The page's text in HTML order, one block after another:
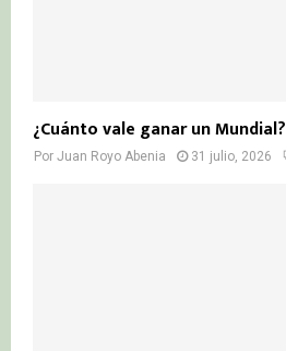
¿Cuánto vale ganar un Mundial?
Por Juan Royo Abenia 31 julio, 2026